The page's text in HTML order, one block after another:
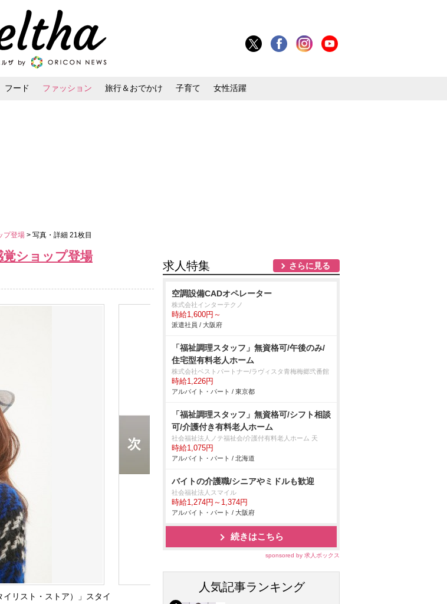
フード ファッション 旅行＆おでかけ 子育て 女性活躍
プ登場 > 写真・詳細 21枚目
ショップ登場
リスト・ストア）」スタイ
求人特集 さらに見る
空調設備CADオペレーター
株式会社インターテクノ
時給1,600円～
派遣社員 / 大阪府
「福祉調理スタッフ」無資格可/午後のみ/
住宅型有料老人ホーム
株式会社ベストパートナー/ラヴィスタ青梅梅郷弐番館
時給1,226円
アルバイト・パート / 東京都
「福祉調理スタッフ」無資格可/シフト相談
可/介護付き有料老人ホーム
社会福祉法人ノテ福祉会/介護付有料老人ホーム 天
時給1,075円
アルバイト・パート / 北海道
バイトの介護職/シニアやミドルも歓迎
社会福祉法人スマイル
時給1,274円～1,374円
アルバイト・パート / 大阪府
続きはこちら
sponsored by 求人ボックス
人気記事ランキング